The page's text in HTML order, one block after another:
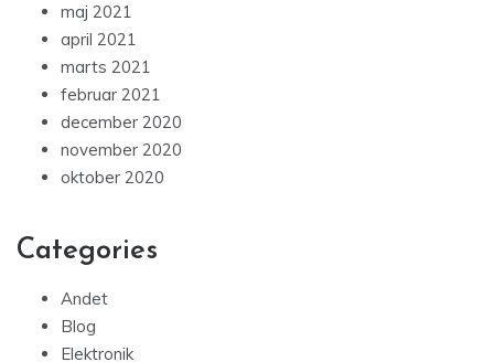
maj 2021
april 2021
marts 2021
februar 2021
december 2020
november 2020
oktober 2020
Categories
Andet
Blog
Elektronik